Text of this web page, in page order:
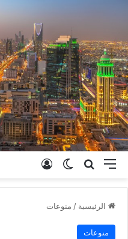
القائمة بحث عنالوضع المظلم
الرئيسية / منوعات
منوعات